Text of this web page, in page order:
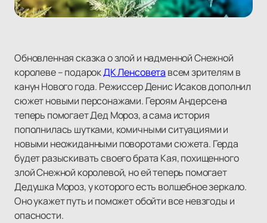
Обновленная сказка о злой и надменной Снежной
королеве – подарокДК Ленсовета всем зрителям в
канун Нового года. Режиссер Денис Исаков дополнил
сюжет новыми персонажами. Героям Андерсена
теперь помогает Дед Мороз, а сама история
пополнилась шутками, комичными ситуациями и
новыми неожиданными поворотами сюжета. Герда
будет разыскивать своего брата Кая, похищенного
злой Снежной королевой, но ей теперь помогает
Дедушка Мороз, у которого есть волшебное зеркало.
Оно укажет путь и поможет обойти все невзгоды и
опасности.